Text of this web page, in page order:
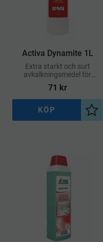
Activa Dynamite 1L
Extra starkt och surt
avkalkningsmedel för
rengöring, avkalkning och
rostborttagning på
syratåliga hårda ytor som
rostfritt, kakel och
71 kr
KÖP